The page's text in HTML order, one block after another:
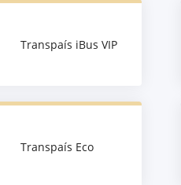
Transpaís iBus VIP
Transpaís Eco